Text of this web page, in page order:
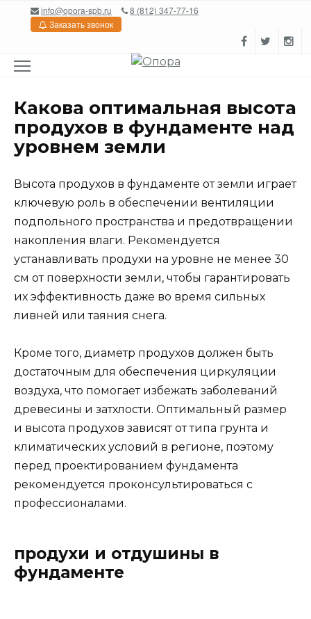
Перейтиinfo@opora-spb.ru
8 (812) 347-77-16
Заказать звонок
Какова оптимальная высота
продухов в фундаменте над
уровнем земли
Высота продухов в фундаменте от земли играет
ключевую роль в обеспечении вентиляции
подпольного пространства и предотвращении
накопления влаги. Рекомендуется
устанавливать продухи на уровне не менее 30
см от поверхности земли, чтобы гарантировать
их эффективность даже во время сильных
ливней или таяния снега.
Кроме того, диаметр продухов должен быть
достаточным для обеспечения циркуляции
воздуха, что помогает избежать заболеваний
древесины и затхлости. Оптимальный размер
и высота продухов зависят от типа грунта и
климатических условий в регионе, поэтому
перед проектированием фундамента
рекомендуется проконсультироваться с
профессионалами.
продухи и отдушины в
фундаменте